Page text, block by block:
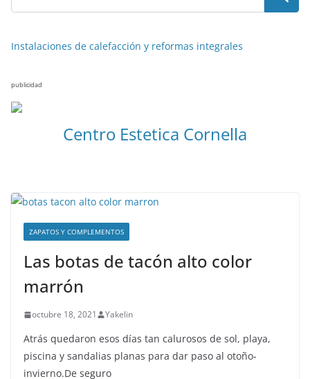
Instalaciones de calefacción y reformas integrales
publicidad
Centro Estetica Cornella
ZAPATOS Y COMPLEMENTOS
Las botas de tacón alto color
marrón
octubre 18, 2021 Yakelin
Atrás quedaron esos días tan calurosos de sol, playa,
piscina y sandalias planas para dar paso al otoño-
invierno.De seguro